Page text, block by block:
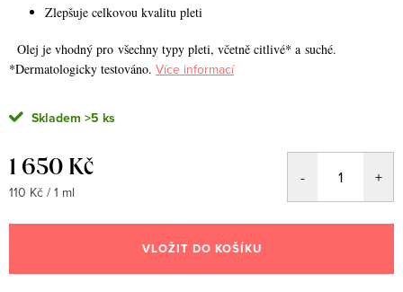
Zlepšuje celkovou kvalitu pleti
Olej je vhodný pro všechny typy pleti, včetně citlivé* a suché.
*Dermatologicky testováno. Více informací
Skladem >5 ks
1 650 Kč
Měrná
110 Kč / 1 ml
VLOŽIT DO KOŠÍKU